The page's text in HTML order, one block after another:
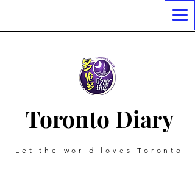
Toronto Diary
Let the world loves Toronto